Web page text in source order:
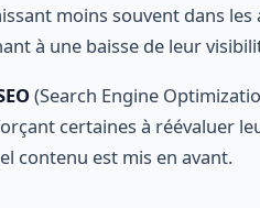
moins souvent dans
à une baisse de leur
(Search Engine
certaines à réévaluer
contenu est mis en avant.